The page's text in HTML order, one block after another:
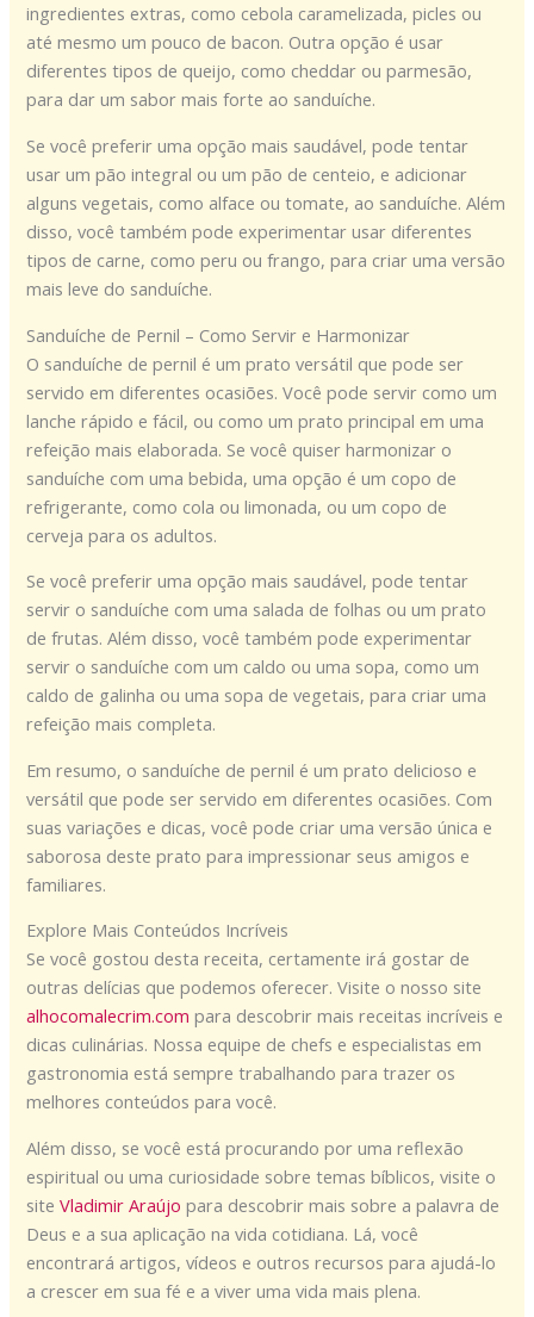
ingredientes extras, como cebola caramelizada, picles ou
até mesmo um pouco de bacon. Outra opção é usar
diferentes tipos de queijo, como cheddar ou parmesão,
para dar um sabor mais forte ao sanduíche.
Se você preferir uma opção mais saudável, pode tentar
usar um pão integral ou um pão de centeio, e adicionar
alguns vegetais, como alface ou tomate, ao sanduíche. Além
disso, você também pode experimentar usar diferentes
tipos de carne, como peru ou frango, para criar uma versão
mais leve do sanduíche.
Sanduíche de Pernil – Como Servir e Harmonizar
O sanduíche de pernil é um prato versátil que pode ser
servido em diferentes ocasiões. Você pode servir como um
lanche rápido e fácil, ou como um prato principal em uma
refeição mais elaborada. Se você quiser harmonizar o
sanduíche com uma bebida, uma opção é um copo de
refrigerante, como cola ou limonada, ou um copo de
cerveja para os adultos.
Se você preferir uma opção mais saudável, pode tentar
servir o sanduíche com uma salada de folhas ou um prato
de frutas. Além disso, você também pode experimentar
servir o sanduíche com um caldo ou uma sopa, como um
caldo de galinha ou uma sopa de vegetais, para criar uma
refeição mais completa.
Em resumo, o sanduíche de pernil é um prato delicioso e
versátil que pode ser servido em diferentes ocasiões. Com
suas variações e dicas, você pode criar uma versão única e
saborosa deste prato para impressionar seus amigos e
familiares.
Explore Mais Conteúdos Incríveis
Se você gostou desta receita, certamente irá gostar de
outras delícias que podemos oferecer. Visite o nosso site
alhocomalecrim.com para descobrir mais receitas incríveis e
dicas culinárias. Nossa equipe de chefs e especialistas em
gastronomia está sempre trabalhando para trazer os
melhores conteúdos para você.
Além disso, se você está procurando por uma reflexão
espiritual ou uma curiosidade sobre temas bíblicos, visite o
siteVladimir Araújo para descobrir mais sobre a palavra de
Deus e a sua aplicação na vida cotidiana. Lá, você
encontrará artigos, vídeos e outros recursos para ajudá-lo
a crescer em sua fé e a viver uma vida mais plena.